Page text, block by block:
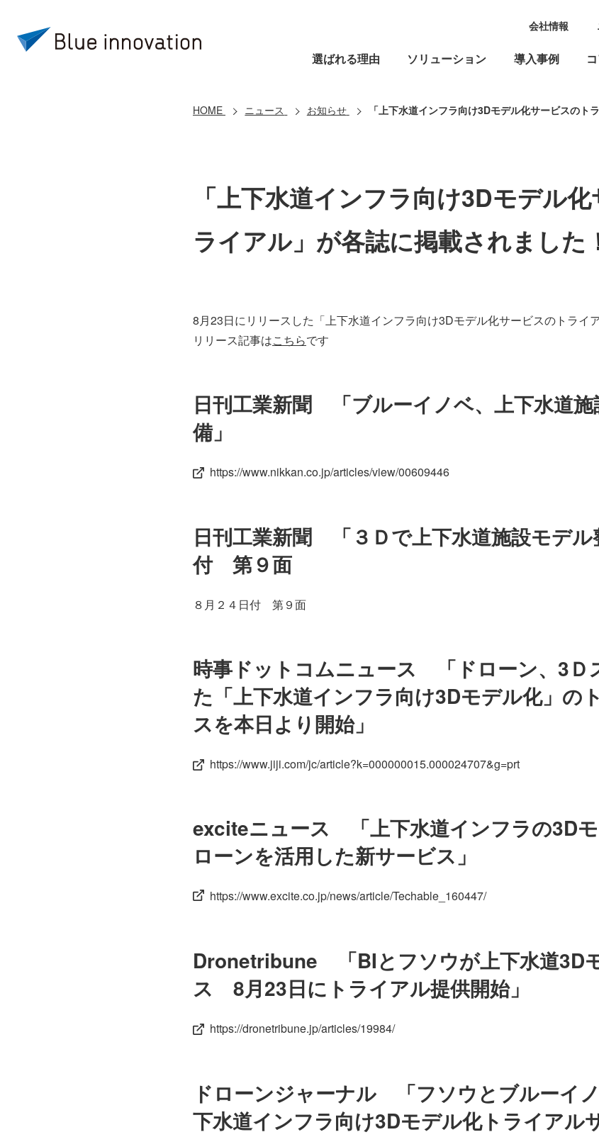
選ばれる理由 ソリューション 導入事例
会社情報
HOME ニュース お知らせ 「上下水道インフラ向け3Dモデル化サービスのト
「上下水道インフラ向け3Dモデル
ライアル」が各誌に掲載されました
8月23日にリリースした「上下水道インフラ向け3Dモデル化サービスのトライ
リリース記事はこちらです
日刊工業新聞 「ブルーイノベ、上下水道
備」
https://www.nikkan.co.jp/articles/view/00609446
日刊工業新聞 「３Ｄで上下水道施設モデル
付 第９面
８月２４日付 第９面
時事ドットコムニュース 「ドローン、3Ｄ
た「上下水道インフラ向け3Dモデル化」の
スを本日より開始」
https://www.jiji.com/jc/article?k=000000015.000024707&g=prt
exciteニュース 「上下水道インフラの3D
ローンを活用した新サービス」
https://www.excite.co.jp/news/article/Techable_160447/
Dronetribune 「BIとフソウが上下水道3D
ス 8月23日にトライアル提供開始」
https://dronetribune.jp/articles/19984/
ドローンジャーナル 「フソウとブルーイ
下水道インフラ向け3Dモデル化トライアル